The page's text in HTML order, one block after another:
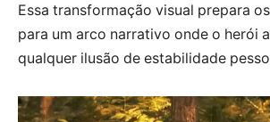
Essa transformação visual prepara
para um arco narrativo onde o herói
qualquer ilusão de estabilidade